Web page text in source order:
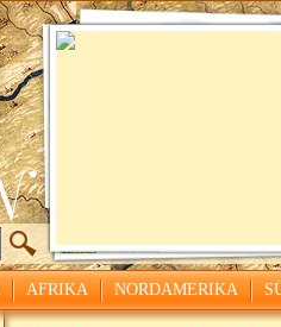
AFRIKA NORDAMERIKA